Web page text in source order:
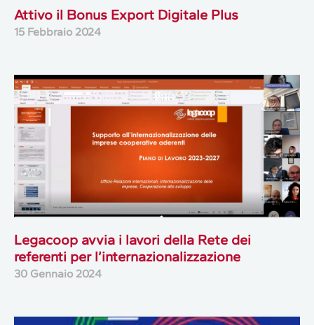
Attivo il Bonus Export Digitale Plus
15 Febbraio 2024
Legacoop avvia i lavori della Rete dei
referenti per l’internazionalizzazione
30 Gennaio 2024